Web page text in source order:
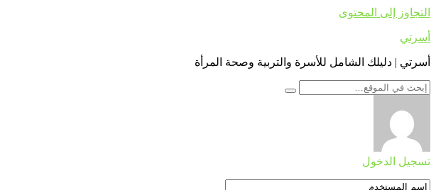
التجاوز إلى المحتوى
أسرتي
أسرتي | دليلك الشامل للأسرة والتربية وصحة المرأة
تسجيل الدخول